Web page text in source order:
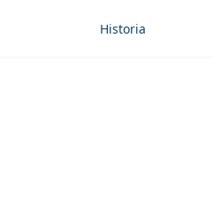
Historia